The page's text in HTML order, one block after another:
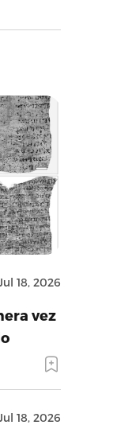
18, 2026
vez
18, 2026